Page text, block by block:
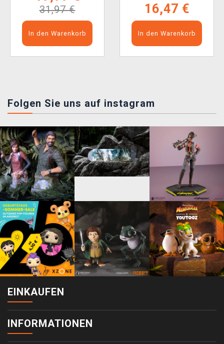
31,97 €
In den Warenkorb
16,47 €
In den Warenkorb
Folgen Sie uns auf instagram
EINKAUFEN
INFORMATIONEN